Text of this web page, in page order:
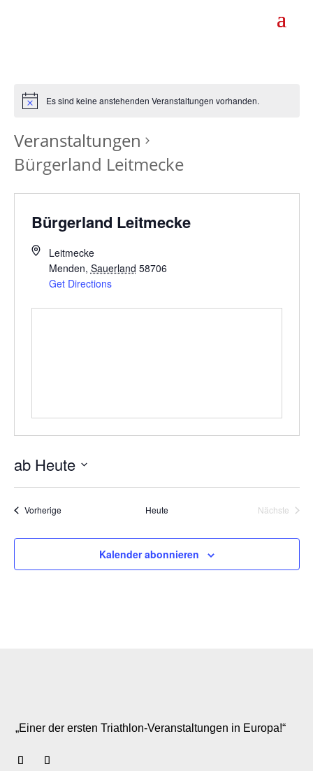
Es sind keine anstehenden Veranstaltungen vorhanden.
Veranstaltungen
Bürgerland Leitmecke
Bürgerland Leitmecke
Leitmecke
Menden, Sauerland 58706
Get Directions
ab Heute
VorherigeVeranstaltungen Heute
Nächste
Kalender abonnieren
„Einer der ersten Triathlon-Veranstaltungen in Europa!“